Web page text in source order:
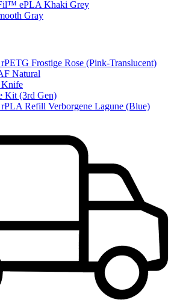
ePLA Khaki Grey
Gray
Frostige Rose (Pink-Translucent)
Natural
Knife
Kit (3rd Gen)
Refill Verborgene Lagune (Blue)